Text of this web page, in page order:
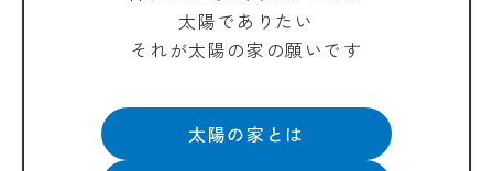
太陽でありたい
それが太陽の家の願いです
太陽の家とは